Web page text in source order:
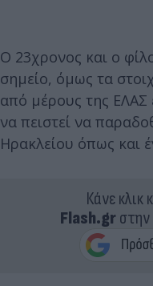
Ο 23χρονος και ο
σημείο, όμως τα
από μέρους της ΕΛΑΣ
να πειστεί να
Ηρακλείου όπως και
Κάνε κλικ
Flash.gr